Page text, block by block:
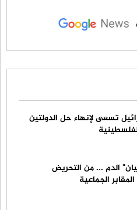
تسعى لإنهاء حل الدولتين
الدم ... من التحريض
الجماعية